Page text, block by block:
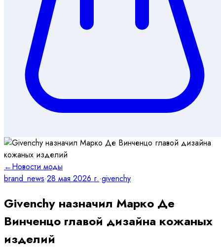
←Новости моды
brand_news·28 мая 2026 г.·givenchy
Givenchy назначил Марко Де
Винченцо главой дизайна кожаных
изделий